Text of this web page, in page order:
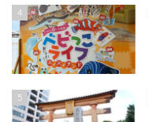
4
5